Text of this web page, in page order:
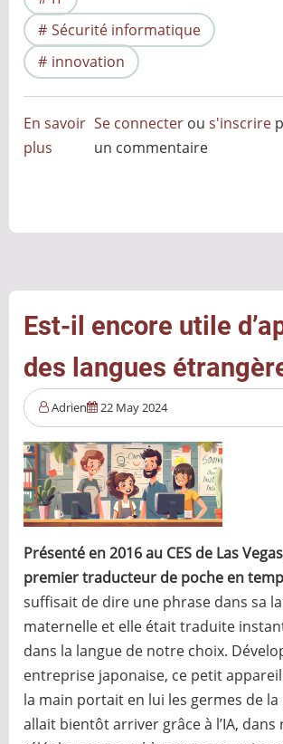
Sécurité informatique
innovation
En savoir
plus
la
cybersécurité
Se connecter ous'inscrire
un commentaire
Est-il encore utile
des langues
Adrien 22 May 2024
Présenté en 2016 au CES de Las
premier traducteur de poche en
suffisait de dire une phrase dans sa
maternelle et elle était traduite
dans la langue de notre choix.
entreprise japonaise, ce petit
la main portait en lui les germes de
allait bientôt arriver grâce à l’IA, dans